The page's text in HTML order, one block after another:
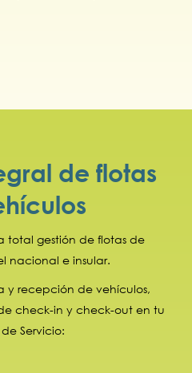
de flotas
total gestión de flotas de
nacional e insular.
y recepción de vehículos,
check-in y check-out en tu
Servicio: